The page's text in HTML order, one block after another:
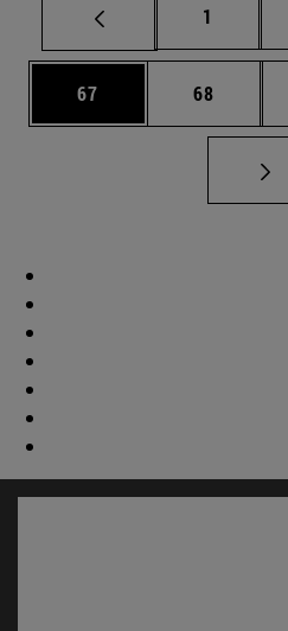
Página
1
Página
67 Página
68